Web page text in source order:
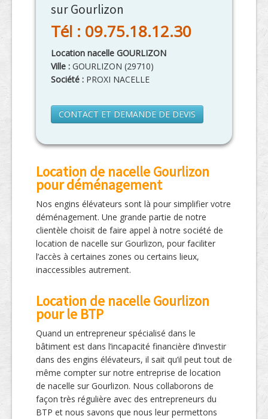
sur Gourlizon
Tél : 09.75.18.12.30
Location nacelle GOURLIZON
Ville : GOURLIZON (29710)
Société : PROXI NACELLE
CONTACT ET DEMANDE DE DEVIS
Location de nacelle Gourlizon
pour déménagement
Nos engins élévateurs sont là pour simplifier votre
déménagement. Une grande partie de notre
clientèle choisit de faire appel à notre société de
location de nacelle sur Gourlizon, pour faciliter
l’accès à certaines zones ou certains lieux,
inaccessibles autrement.
Location de nacelle Gourlizon
pour le BTP
Quand un entrepreneur spécialisé dans le
bâtiment est dans l’incapacité financière d’investir
dans des engins élévateurs, il sait qu’il peut tout de
même compter sur notre entreprise de location
de nacelle sur Gourlizon. Nous collaborons de
façon très régulière avec des entrepreneurs du
BTP et nous savons que nous leur permettons